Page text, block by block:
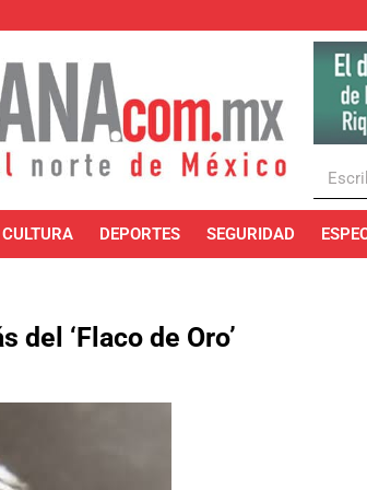
CULTURA DEPORTES SEGURIDAD
‘Flaco de Oro’